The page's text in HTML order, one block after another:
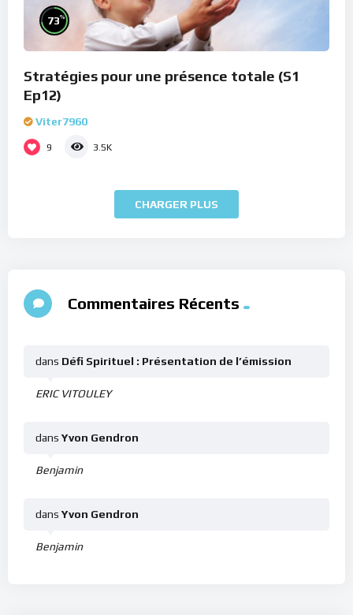
73%
Stratégies pour une présence totale (S1
Ep12)
Viter7960
9 3.5K
CHARGER PLUS
Commentaires Récents
ERIC VITOULEY
dans Défi Spirituel : Présentation de l’émission
Benjamin
dans Yvon Gendron
Benjamin
dans Yvon Gendron